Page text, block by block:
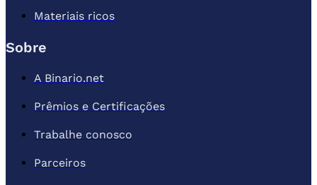
Materiais ricos
Sobre
A Binario.net
Prêmios e Certificações
Trabalhe conosco
Parceiros